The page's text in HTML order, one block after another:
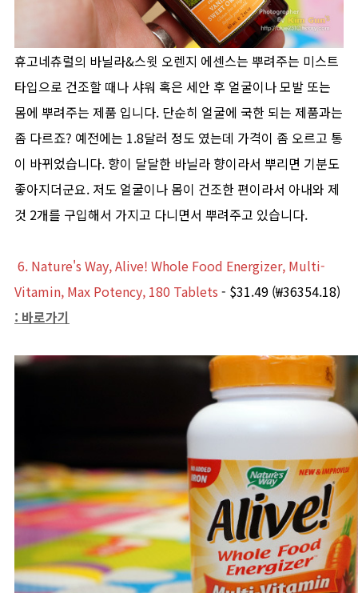
휴고네츄럴의 바닐라&스윗 오렌지 에센스는 뿌려주는 미스트
타입으로 건조할 때나 샤워 혹은 세안 후 얼굴이나 모발 또는
몸에 뿌려주는 제품 입니다. 단순히 얼굴에 국한 되는 제품과는
좀 다르죠? 예전에는 1.8달러 정도 였는데 가격이 좀 오르고 통
이 바뀌었습니다. 향이 달달한 바닐라 향이라서 뿌리면 기분도
좋아지더군요. 저도 얼굴이나 몸이 건조한 편이라서 아내와 제
것 2개를 구입해서 가지고 다니면서 뿌려주고 있습니다.
6. Nature's Way, Alive! Whole Food Energizer, Multi-
Vitamin, Max Potency, 180 Tablets - $31.49 (₩36354.18)
: 바로가기